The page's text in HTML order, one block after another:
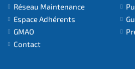
Réseau Maintenance
Espace Adhérents
GMAO
Contact